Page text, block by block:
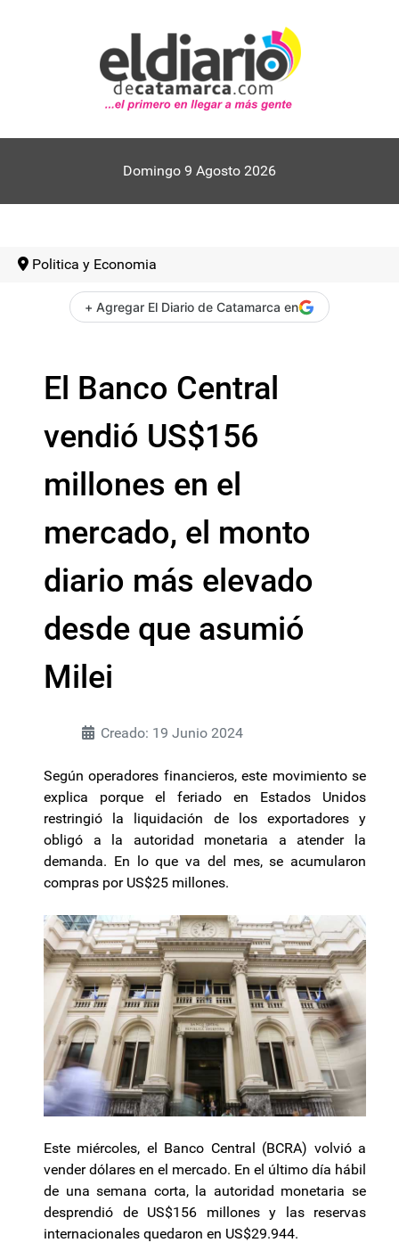
Domingo 9 Agosto 2026
Politica y Economia
+ Agregar El Diario de Catamarca en
El Banco Central
vendió US$156
millones en el
mercado, el monto
diario más elevado
desde que asumió
Milei
Creado: 19 Junio 2024
Según operadores financieros, este movimiento se
explica porque el feriado en Estados Unidos
restringió la liquidación de los exportadores y
obligó a la autoridad monetaria a atender la
demanda. En lo que va del mes, se acumularon
compras por US$25 millones.
Este miércoles, el Banco Central (BCRA) volvió a
vender dólares en el mercado. En el último día hábil
de una semana corta, la autoridad monetaria se
desprendió de US$156 millones y las reservas
internacionales quedaron en US$29.944.